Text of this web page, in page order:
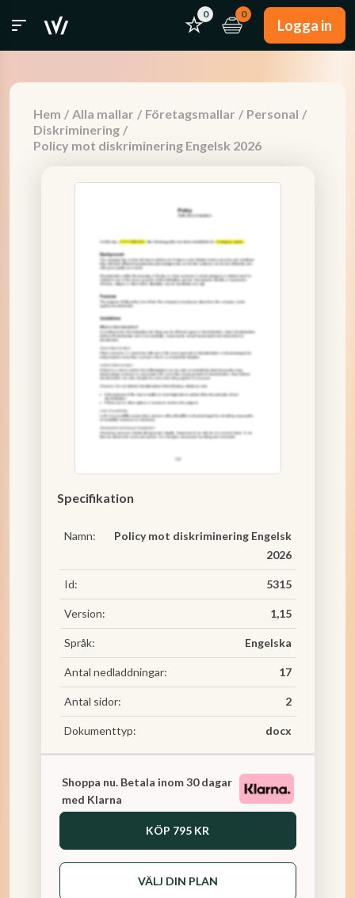
0 0
Logga in
Hem / Alla mallar / Företagsmallar / Personal /
Diskriminering /
Policy mot diskriminering Engelsk 2026
Specifikation
Namn:
Policy mot diskriminering Engelsk
2026
Id: 5315
Version: 1,15
Språk: Engelska
Antal nedladdningar: 17
Antal sidor: 2
Dokumenttyp: docx
Shoppa nu. Betala inom 30 dagar
med Klarna
KÖP 795 KR
VÄLJ DIN PLAN